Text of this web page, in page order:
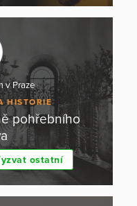
v Praze
HISTORIE
pohřebního
ostatní